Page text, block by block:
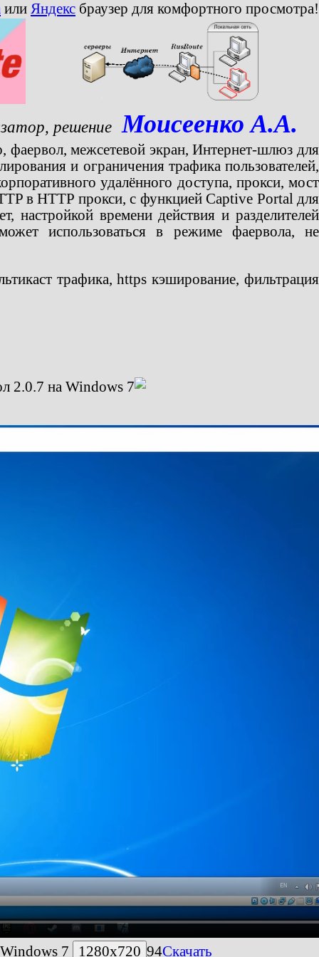
или Яндекс браузер для комфортного просмотра!
решение Моисеенко А.А.
фаервол, межсетевой экран, Интернет-шлюз для
и ограничения трафика пользователей,
удалённого доступа, прокси, мост
в HTTP прокси, с функцией Captive Portal для
настройкой времени действия и разделителей
использоваться в режиме фаервола, не
трафика, https кэширование, фильтрация
2.0.7 на Windows 7
7 1280x720 94Скачать